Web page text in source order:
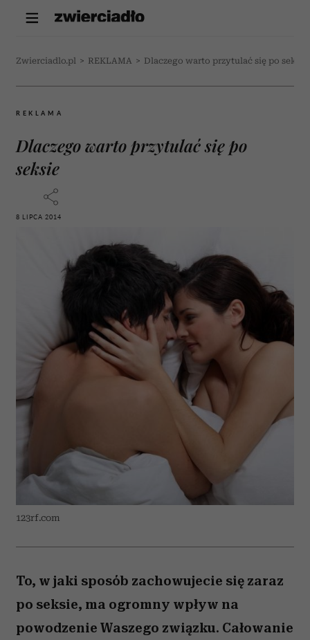
Zwierciadlo.pl > REKLAMA > Dlaczego warto przytulać się po seksie
REKLAMA
Dlaczego warto przytulać się po
seksie
8 LIPCA 2014
123rf.com
To, w jaki sposób zachowujecie się zaraz
po seksie, ma ogromny wpływ na
powodzenie Waszego związku. Całowanie